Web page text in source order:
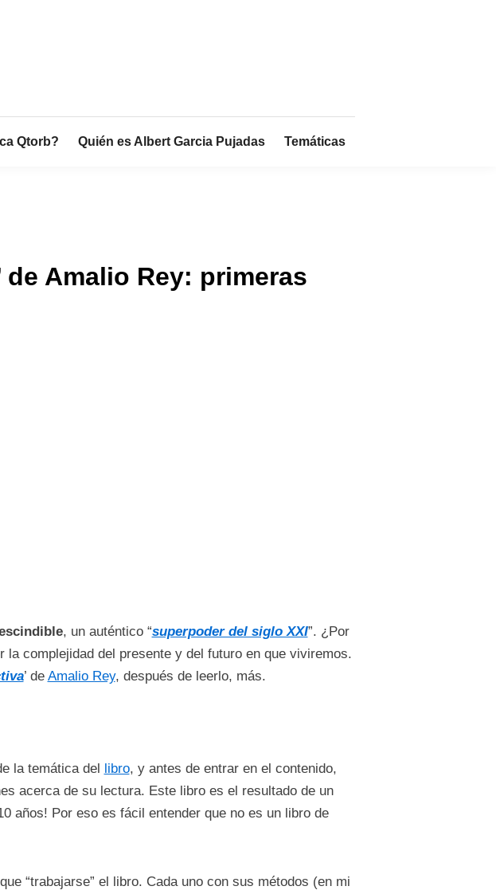
Qtorb? Quién es Albert Garcia Pujadas Temáticas
Amalio Rey: primeras
, un auténtico “superpoder del siglo XXI”. ¿Por
complejidad del presente y del futuro en que viviremos.
’ de Amalio Rey, después de leerlo, más.
la temática del libro, y antes de entrar en el contenido,
acerca de su lectura. Este libro es el resultado de un
años! Por eso es fácil entender que no es un libro de
“trabajarse” el libro. Cada uno con sus métodos (en mi